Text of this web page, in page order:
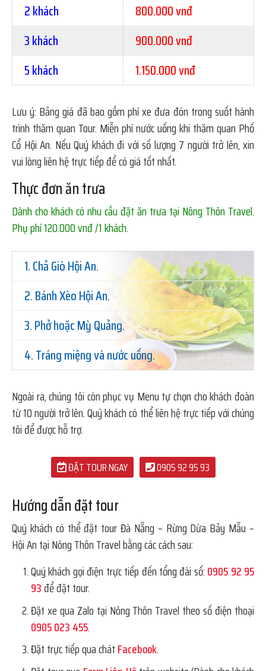
2 khách
800.000 vnđ
3 khách
900.000 vnđ
5 khách
1.150.000 vnđ
Lưu ý: Bảng giá đã bao gồm phí xe đưa đón trong suốt hành
trình thăm quan Tour. Miễn phí nước uống khi thăm quan Phố
Cổ Hội An. Nếu Quý khách đi với số lượng 7 người trở lên, xin
vui lòng liên hệ trực tiếp để có giá tốt nhất.
Thực đơn ăn trưa
Dành cho khách có nhu cầu đặt ăn trưa tại Nông Thôn Travel.
Phụ phí 120.000 vnđ /1 khách.
1. Chả Giò Hội An.
2. Bánh Xèo Hội An.
3. Phở hoặc Mỳ Quảng.
4. Tráng miệng và nước uống.
Ngoài ra, chúng tôi còn phục vụ Menu tự chọn cho khách đoàn
từ 10 người trở lên. Quý khách có thể liên hệ trực tiếp với chúng
tôi để được hỗ trợ.
ĐẶT TOUR NGAY 0905 92 95 93
Hướng dẫn đặt tour
Quý khách có thể đặt tour Đà Nẵng – Rừng Dừa Bảy Mẫu –
Hội An tại Nông Thôn Travel bằng các cách sau:
Quý khách gọi điện trực tiếp đến tổng đài số: 0905 92 95
93 để đặt tour.
Đặt xe qua Zalo tại Nông Thôn Travel theo số điện thoại
0905 023 455.
Đặt trực tiếp qua chát Facebook.